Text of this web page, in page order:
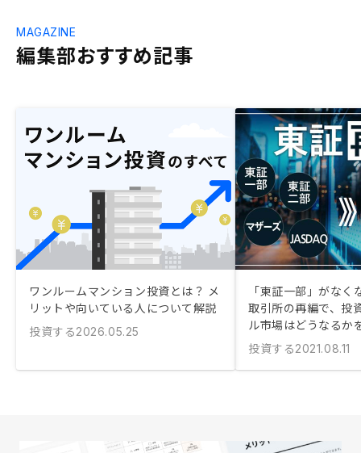
編集部おすすめ記事
MAGAZINE
ワンルームマンション投資とは？ メ
リットや向いている人について解説
投資する2026.05.25
「東証一部」がな
取引所の再編で、投
ル市場はどうなるか
投資する2021.08.11